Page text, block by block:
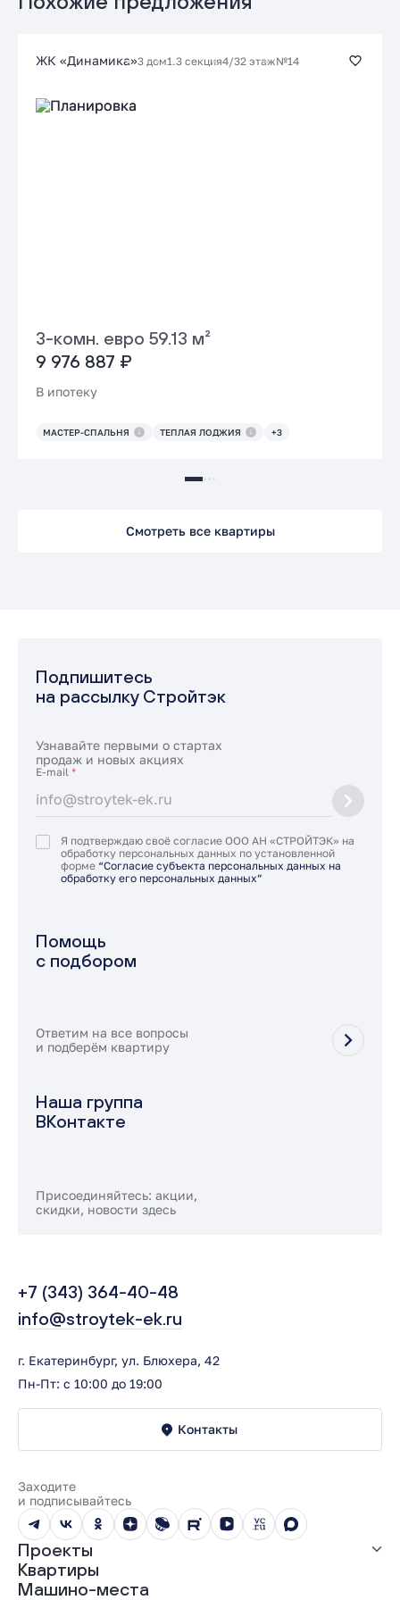
ЖК «Динамика»3 дом1.3 секция4/32 этаж№14
3-комн. евро 59.13 м²
9 976 887 ₽
В ипотеку
МАСТЕР-СПАЛЬНЯ ТЕПЛАЯ ЛОДЖИЯ +3
Смотреть все квартиры
Подпишитесь
на рассылку Стройтэк
Узнавайте первыми о стартах
продаж и новых акциях
E-mail *
Я подтверждаю своё согласие ООО АН «СТРОЙТЭК» на
обработку персональных данных по установленной
форме “Согласие субъекта персональных данных на
обработку его персональных данных”
Помощь
с подбором
Ответим на все вопросы
и подберём квартиру
Наша группа
ВКонтакте
Присоединяйтесь: акции,
скидки, новости здесь
+7 (343) 364-40-48
info@stroytek-ek.ru
г. Екатеринбург, ул. Блюхера, 42
Пн-Пт: с 10:00 до 19:00
Контакты
Заходите
и подписывайтесь
Проекты
Все проекты
Квартиры
Машино-места